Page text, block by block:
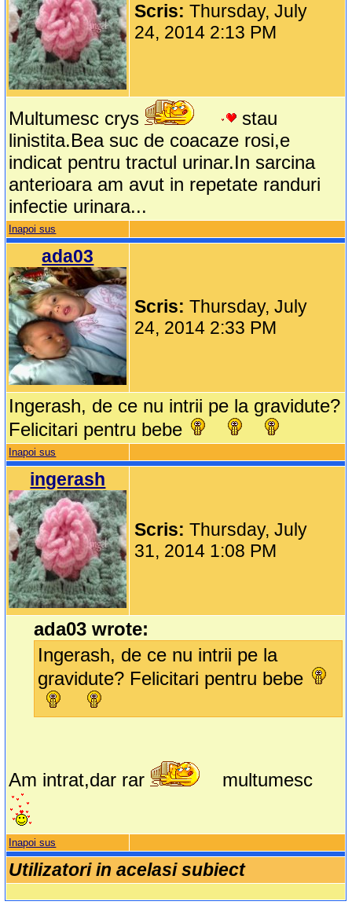
Scris:Thursday, July
24, 2014 2:13 PM
Multumesc crys
stau
linistita.Bea suc de coacaze rosi,e
indicat pentru tractul urinar.In sarcina
anterioara am avut in repetate randuri
infectie urinara...
Inapoi sus
ada03
Scris:Thursday, July
24, 2014 2:33 PM
Ingerash, de ce nu intrii pe la gravidute?
Felicitari pentru bebe
Inapoi sus
ingerash
Scris:Thursday, July
31, 2014 1:08 PM
ada03 wrote:
Ingerash, de ce nu intrii pe la
gravidute? Felicitari pentru bebe
Am intrat,dar rar multumesc
Inapoi sus
Utilizatori in acelasi subiect